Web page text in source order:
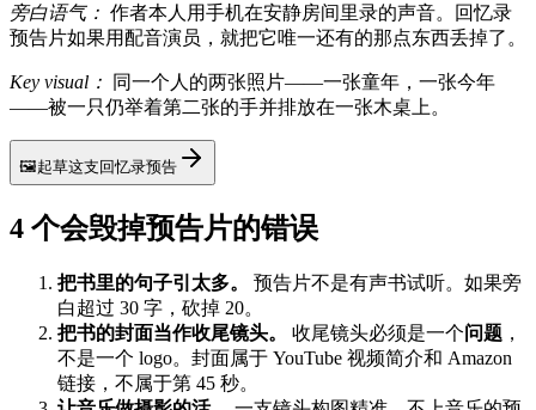
旁白语气： 作者本人用手机在安静房间里录的声音。回忆录
预告片如果用配音演员，就把它唯一还有的那点东西丢掉了。
Key visual：
同一个人的两张照片——一张童年，一张今年
——被一只仍举着第二张的手并排放在一张木桌上。
🖼起草这支回忆录预告
4 个会毁掉预告片的错误
把书里的句子引太多。
预告片不是有声书试听。如果旁
白超过 30 字，砍掉 20。
把书的封面当作收尾镜头。
收尾镜头必须是一个问题 ，
不是一个 logo。封面属于 YouTube 视频简介和 Amazon
链接，不属于第 45 秒。